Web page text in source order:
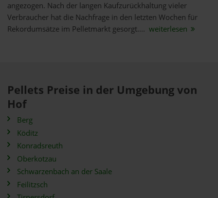
angezogen. Nach der langen Kaufzurückhaltung vieler
Verbraucher hat die Nachfrage in den letzten Wochen für
Rekordumsätze im Pelletmarkt gesorgt.... weiterlesen
Pellets Preise in der Umgebung von
Hof
Berg
Köditz
Konradsreuth
Oberkotzau
Schwarzenbach an der Saale
Feilitzsch